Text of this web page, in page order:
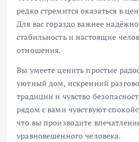
редко стремится оказаться в
Для вас гораздо важнее
стабильность и настоящие
отношения.
Вы умеете ценить простые
уютный дом, искренний
традиции и чувство
рядом с вами чувствуют
что вы производите
уравновешенного человека.